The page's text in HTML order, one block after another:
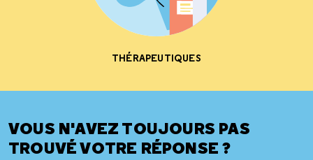
THÉRAPEUTIQUES
VOUS N'AVEZ TOUJOURS PAS
TROUVÉ VOTRE RÉPONSE ?